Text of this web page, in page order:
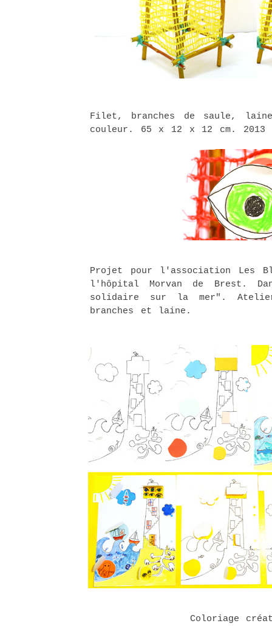
Filet, branches de saule,
couleur. 65 x 12 x 12 cm. 2013
Projet pour l'association Les
l'hôpital Morvan de Brest.
solidaire sur la mer".
branches et laine.
Coloriage